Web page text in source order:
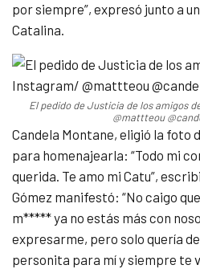
por siempre”, expresó junto a
Catalina.
El pedido de Justicia de los amigos
@mattteou
Candela Montane, eligió la foto
para homenajearla: “Todo mi
querida. Te amo mi Catu”,
Gómez manifestó: “No caigo
m***** ya no estás más con
expresarme, pero solo quería
personita para mí y siempre te